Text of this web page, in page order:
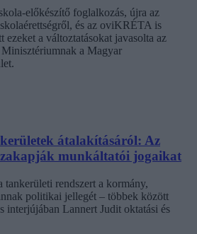
előkészítő foglalkozás, újra az
és az oviKRÉTA is
a változtatásokat javasolta az
a Magyar
átalakításáról: Az
munkáltatói jogaikat
tankerületi rendszert a kormány,
politikai jellegét – többek között
interjújában Lannert Judit oktatási és